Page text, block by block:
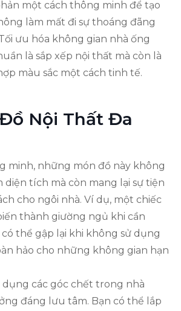
một cách thông minh để tạo
làm mất đi sự thoáng đãng
ưu hóa không gian nhà ống
là sắp xếp nội thất mà còn là
màu sắc một cách tinh tế.
Nội Thất Đa
minh, những món đồ này không
diện tích mà còn mang lại sự tiện
cho ngôi nhà. Ví dụ, một chiếc
thành giường ngủ khi cần
thể gập lại khi không sử dụng
hảo cho những không gian hạn
dụng các góc chết trong nhà
đáng lưu tâm. Bạn có thể lắp